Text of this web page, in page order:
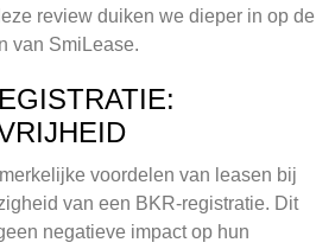
review duiken we dieper in op de
van SmiLease.
voordelen van leasen bij
van een BKR-registratie. Dit
negatieve impact op hun